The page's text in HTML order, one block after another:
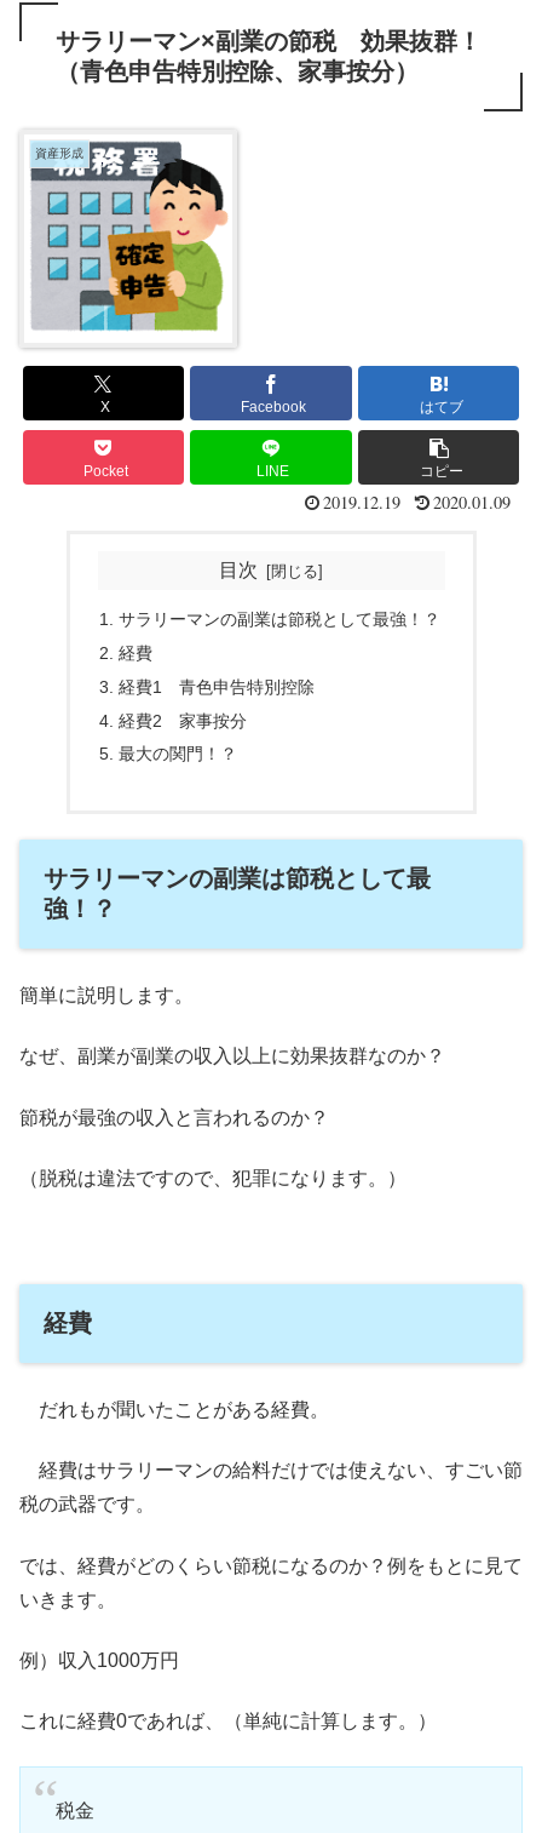
サラリーマン×副業の節税 効果抜群！
（青色申告特別控除、家事按分）
資産形成
X Facebook はてブ
Pocket LINE コピー
2019.12.19 2020.01.09
目次
サラリーマンの副業は節税として最強！？
経費
経費1 青色申告特別控除
経費2 家事按分
最大の関門！？
サラリーマンの副業は節税として最
強！？
簡単に説明します。
なぜ、副業が副業の収入以上に効果抜群なのか？
節税が最強の収入と言われるのか？
（脱税は違法ですので、犯罪になります。）
経費
だれもが聞いたことがある経費。
経費はサラリーマンの給料だけでは使えない、すごい節
税の武器です。
では、経費がどのくらい節税になるのか？例をもとに見て
いきます。
例）収入1000万円
これに経費0であれば、（単純に計算します。）
税金